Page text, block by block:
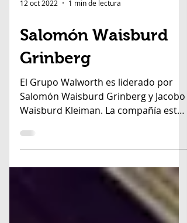
12 oct 2022 1 min de lectura
Salomón Waisburd
Grinberg
El Grupo Walworth es liderado por
Salomón Waisburd Grinberg y Jacobo